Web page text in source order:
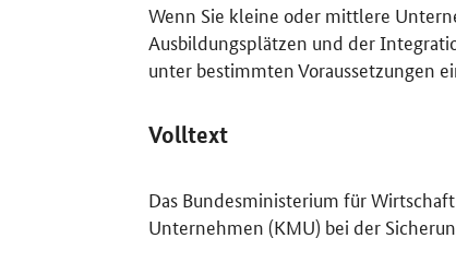
Wenn Sie kleine oder mittlere
Ausbildungsplätzen und der
unter bestimmten Voraussetzungen
Volltext
Das Bundesministerium für
Unternehmen (KMU) bei der